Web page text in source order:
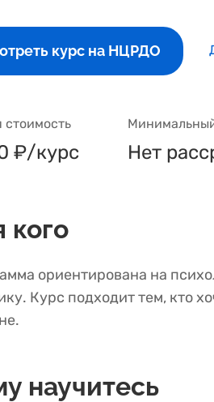
курс на НЦРДО
стоимость
₽/курс Нет
кого
ориентирована на
Курс подходит тем, кто
научитесь